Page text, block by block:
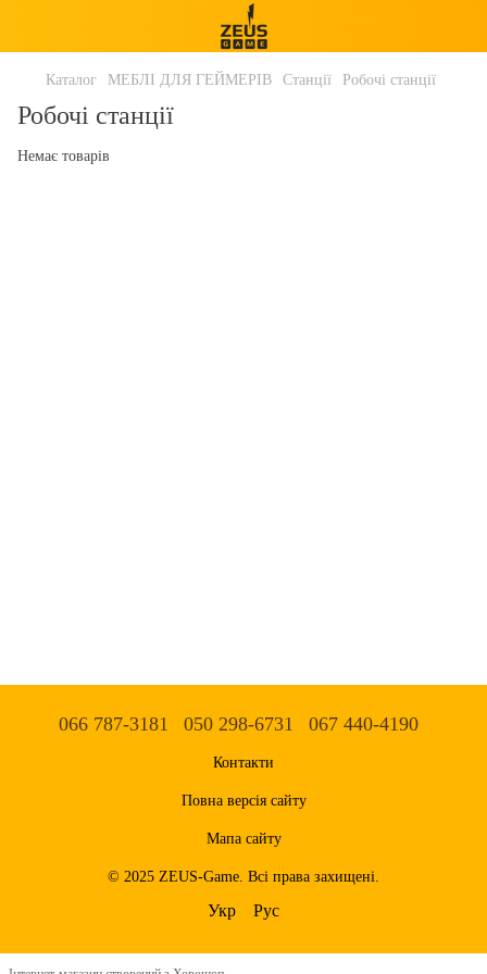
Каталог МЕБЛІ ДЛЯ ГЕЙМЕРІВ Станції Робочі станції
Робочі станції
Немає товарів
066 787-3181 050 298-6731 067 440-4190
Контакти
Повна версія сайту
Мапа сайту
© 2025 ZEUS-Game. Всі права захищені.
Укр Рус